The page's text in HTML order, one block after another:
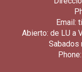
Email:
Abierto: de LU a
Sabados